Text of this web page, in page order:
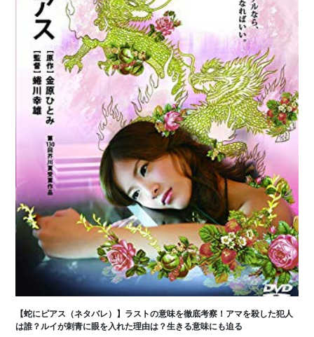
【蛇にピアス（ネタバレ）】ラストの意味を徹底考察！アマを殺した犯人
は誰？ルイが刺青に眼を入れた理由は？生きる意味にも迫る